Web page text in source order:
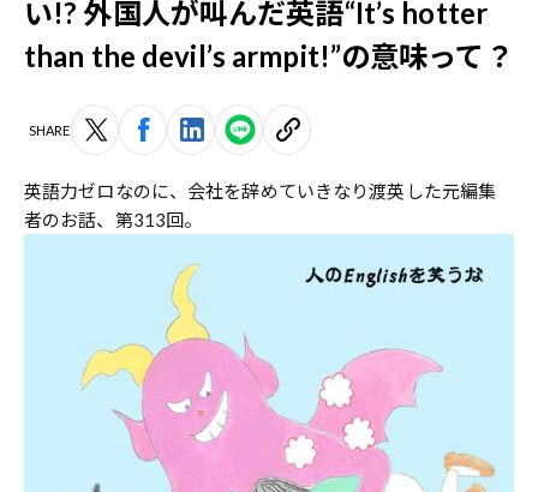
い!? 外国人が叫んだ英語“It’s hotter
than the devil’s armpit!”の意味って？
SHARE
英語力ゼロなのに、会社を辞めていきなり渡英した元編集
者のお話、第313回。